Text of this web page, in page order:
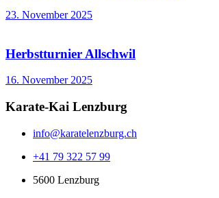
23. November 2025
Herbstturnier Allschwil
16. November 2025
Karate-Kai Lenzburg
info@karatelenzburg.ch
+41 79 322 57 99
5600 Lenzburg